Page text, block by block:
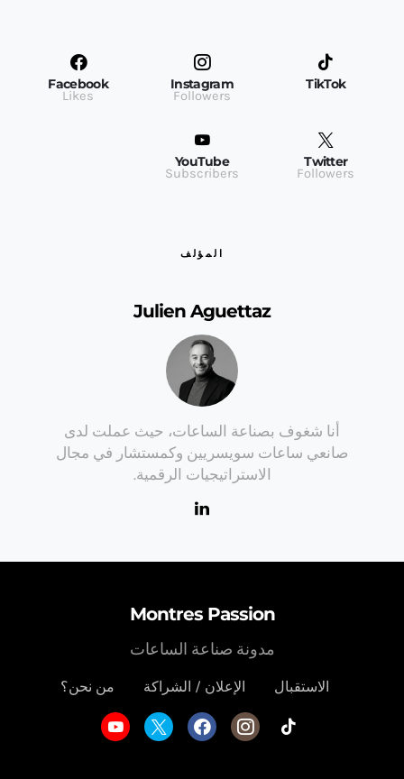
TikTok
Instagram
Followers
Facebook
Likes
Twitter
Followers
YouTube
Subscribers
المؤلف
Julien Aguettaz
أنا شغوف بصناعة الساعات، حيث عملت لدى
صانعي ساعات سويسريين وكمستشار في مجال
الاستراتيجيات الرقمية.
Montres Passion
الاستقبال الإعلان / الشراكة من نحن؟
مدونة صناعة الساعات